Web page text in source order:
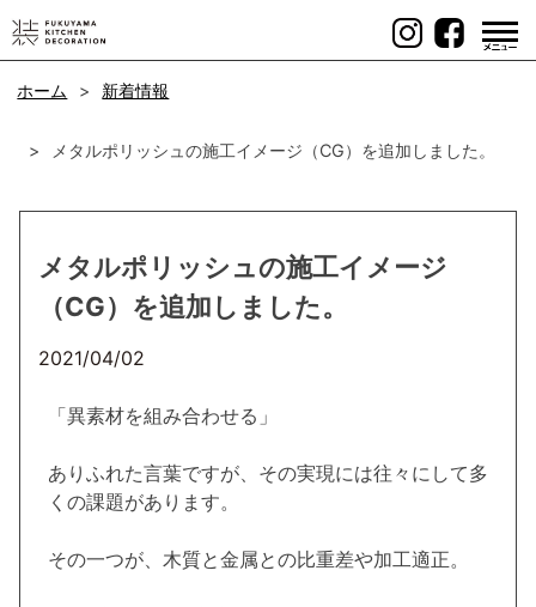
Skip
to
ホーム 新着情報
メタルポリッシュの施工イメージ（CG）を追加しました。
メタルポリッシュの施工イメージ
（CG）を追加しました。
2021/04/02
「異素材を組み合わせる」
ありふれた言葉ですが、その実現には往々にして多
くの課題があります。
その一つが、木質と金属との比重差や加工適正。